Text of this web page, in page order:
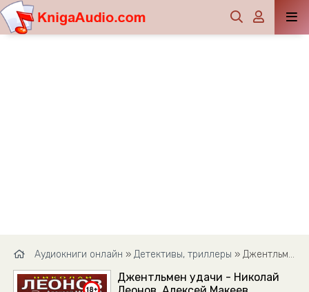
Аудиокниги онлайн » Детективы, триллеры » Джентльмен удачи - Николай Леонов, Алексей Макеев
Джентльмен удачи - Николай